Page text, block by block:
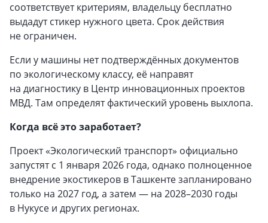
соответствует критериям, владельцу бесплатно
выдадут стикер нужного цвета. Срок действия
не ограничен.
Если у машины нет подтверждённых документов
по экологическому классу, её направят
на диагностику в Центр инновационных проектов
МВД. Там определят фактический уровень выхлопа.
Когда всё это заработает?
Проект «Экологический транспорт» официально
запустят с 1 января 2026 года, однако полноценное
внедрение экостикеров в Ташкенте запланировано
только на 2027 год, а затем — на 2028–2030 годы
в Нукусе и других регионах.